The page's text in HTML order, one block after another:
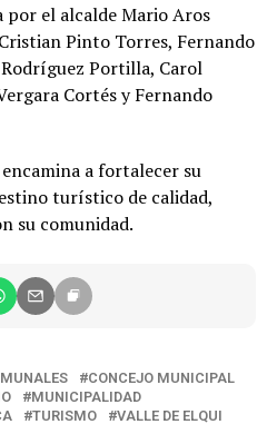
por el alcalde Mario Aros
Pinto Torres, Fernando
Portilla, Carol
Cortés y Fernando
a fortalecer su
turístico de calidad,
su comunidad.
CONCEJO MUNICIPAL
MUNICIPALIDAD
TURISMO
VALLE DE ELQUI